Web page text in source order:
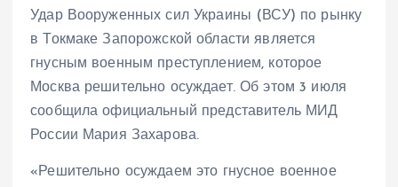
Удар Вооруженных сил Украины (ВСУ) по рынку
в Токмаке Запорожской области является
гнусным военным преступлением, которое
Москва решительно осуждает. Об этом 3 июля
сообщила официальный представитель МИД
России Мария Захарова.
«Решительно осуждаем это гнусное военное